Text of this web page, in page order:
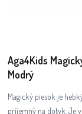
Aga4Kids
Modrý
Magický piesok je
príjemný na dotyk. Je